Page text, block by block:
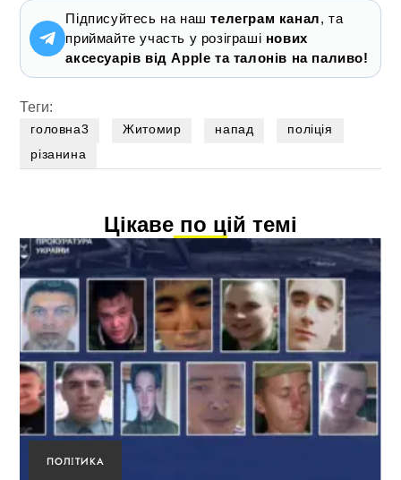
Підписуйтесь на наштелеграм канал, та
приймайте участь у розіграші нових
аксесуарів від Apple та талонів на паливо!
Теги:
головна3 Житомир напад
поліція
різанина
Цікаве по цій темі
ПОЛІТИКА